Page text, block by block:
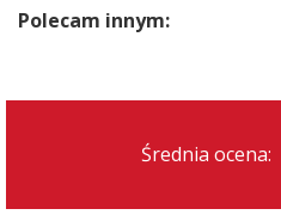
Polecam innym:
Średnia ocena: